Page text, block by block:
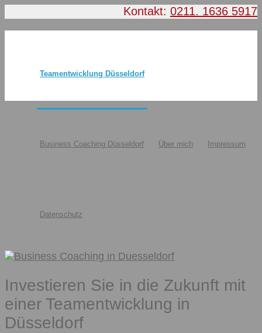
Kontakt: 0211. 1636 5917
Teamentwicklung Düsseldorf
Business Coaching Düsseldorf Über mich Impressum
Datenschutz
Investieren Sie in die Zukunft mit
einer Teamentwicklung in
Düsseldorf